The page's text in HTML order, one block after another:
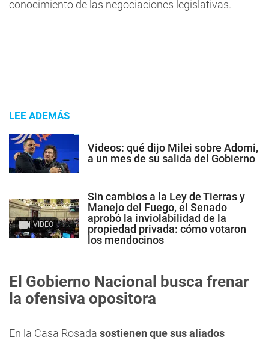
conocimiento de las negociaciones legislativas.
LEE ADEMÁS
Videos: qué dijo Milei sobre Adorni,
a un mes de su salida del Gobierno
VIDEO
Sin cambios a la Ley de Tierras y
Manejo del Fuego, el Senado
aprobó la inviolabilidad de la
propiedad privada: cómo votaron
los mendocinos
El Gobierno Nacional busca frenar
la ofensiva opositora
En la Casa Rosada sostienen que sus aliados